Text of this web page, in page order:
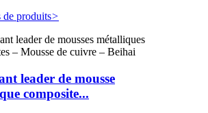
de produits>
leader de mousse
composite...